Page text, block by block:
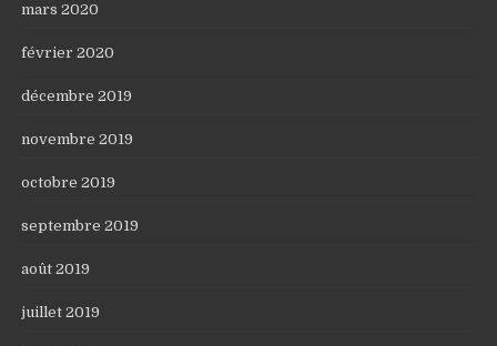
mars 2020
février 2020
décembre 2019
novembre 2019
octobre 2019
septembre 2019
août 2019
juillet 2019